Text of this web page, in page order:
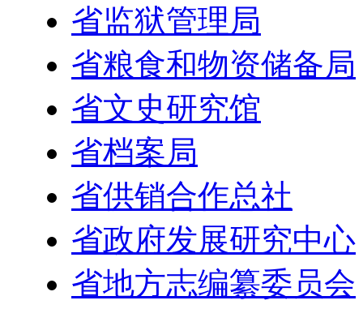
省监狱管理局
省粮食和物资储备局
省文史研究馆
省档案局
省供销合作总社
省政府发展研究中心
省地方志编纂委员会